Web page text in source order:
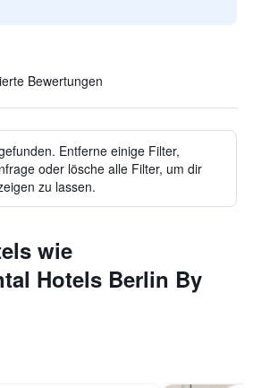
Bewertungen
Entferne einige Filter,
oder lösche alle Filter, um dir
zu lassen.
wie
Hotels Berlin By